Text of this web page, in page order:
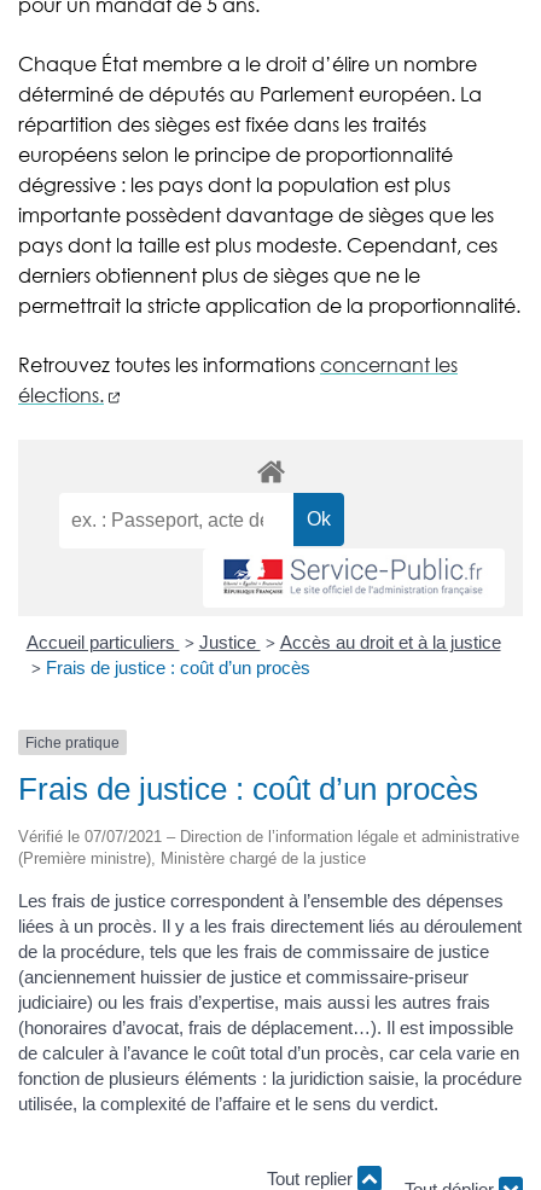
pour un mandat de 5 ans.
Chaque État membre a le droit d’élire un nombre
déterminé de députés au Parlement européen. La
répartition des sièges est fixée dans les traités
européens selon le principe de proportionnalité
dégressive : les pays dont la population est plus
importante possèdent davantage de sièges que les
pays dont la taille est plus modeste. Cependant, ces
derniers obtiennent plus de sièges que ne le
permettrait la stricte application de la proportionnalité.
Retrouvez toutes les informations concernant les
élections. (nouvelle fenêtre)
Accueil particuliers > Justice > Accès au droit et à la justice
> Frais de justice : coût d’un procès
Fiche pratique
Frais de justice : coût d’un procès
Vérifié le 07/07/2021 – Direction de l’information légale et administrative
(Première ministre), Ministère chargé de la justice
Les frais de justice correspondent à l’ensemble des dépenses
liées à un procès. Il y a les frais directement liés au déroulement
de la procédure, tels que les frais de commissaire de justice
(anciennement huissier de justice et commissaire-priseur
judiciaire) ou les frais d’expertise, mais aussi les autres frais
(honoraires d’avocat, frais de déplacement…). Il est impossible
de calculer à l’avance le coût total d’un procès, car cela varie en
fonction de plusieurs éléments : la juridiction saisie, la procédure
utilisée, la complexité de l’affaire et le sens du verdict.
Tout replier